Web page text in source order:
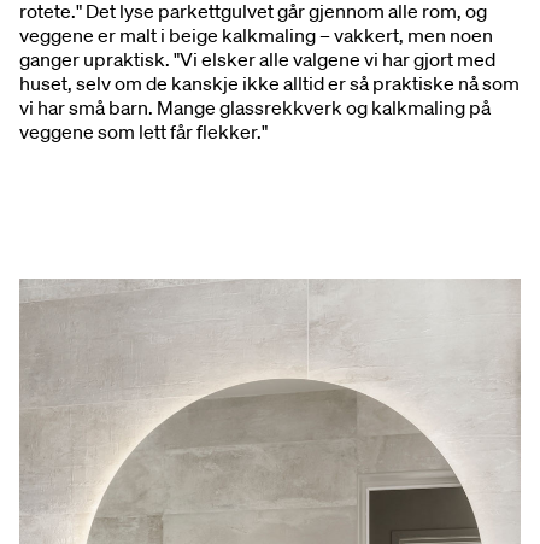
rotete." Det lyse parkettgulvet går gjennom alle rom, og
veggene er malt i beige kalkmaling – vakkert, men noen
ganger upraktisk. "Vi elsker alle valgene vi har gjort med
huset, selv om de kanskje ikke alltid er så praktiske nå som
vi har små barn. Mange glassrekkverk og kalkmaling på
veggene som lett får flekker."